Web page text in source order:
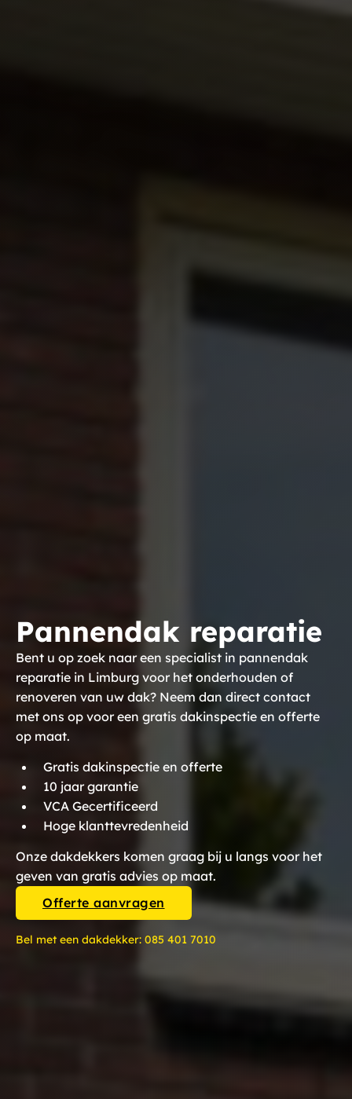
Pannendak reparatie
Bent u op zoek naar een specialist in pannendak
reparatie in Limburg voor het onderhouden of
renoveren van uw dak? Neem dan direct contact
met ons op voor een gratis dakinspectie en offerte
op maat.
Gratis dakinspectie en offerte
10 jaar garantie
VCA Gecertificeerd
Hoge klanttevredenheid
Onze dakdekkers komen graag bij u langs voor het
geven van gratis advies op maat.
Offerte aanvragen
Bel met een dakdekker: 085 401 7010